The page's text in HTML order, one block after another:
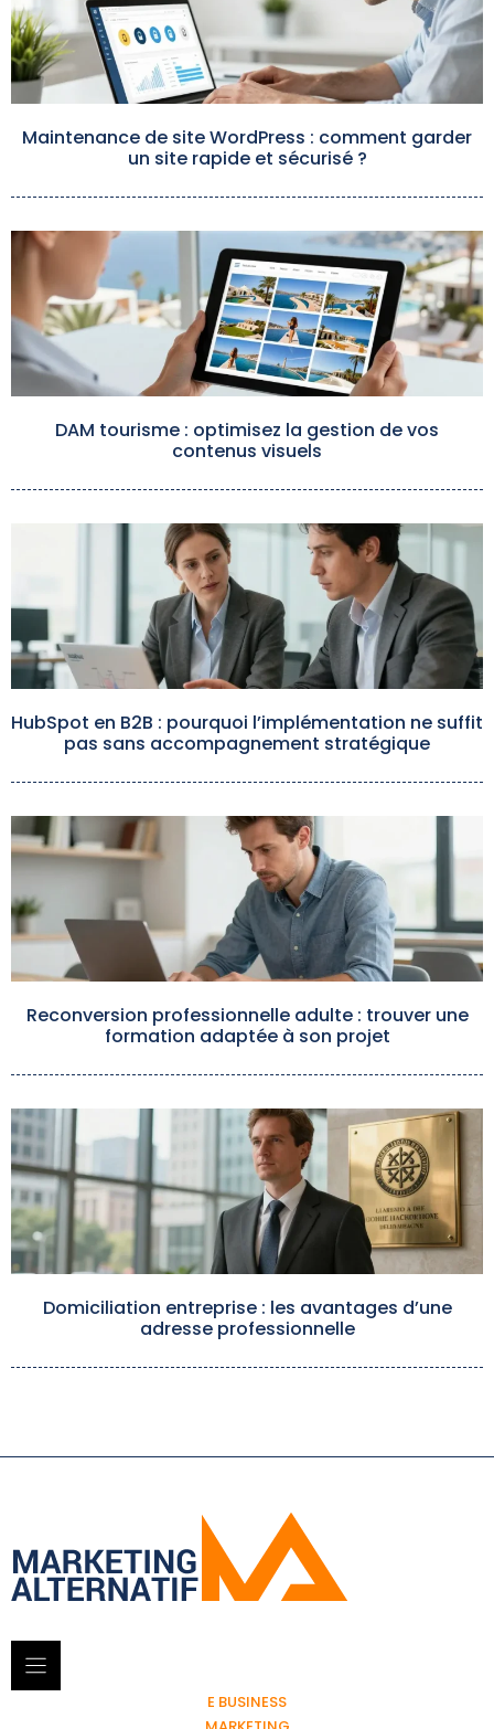
Maintenance de site WordPress : comment garder
un site rapide et sécurisé ?
DAM tourisme : optimisez la gestion de vos
contenus visuels
HubSpot en B2B : pourquoi l’implémentation ne suffit
pas sans accompagnement stratégique
Reconversion professionnelle adulte : trouver une
formation adaptée à son projet
Domiciliation entreprise : les avantages d’une
adresse professionnelle
E BUSINESS